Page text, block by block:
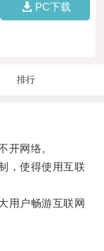
PC下载
排行
网络。
使得使用互联
户畅游互联网